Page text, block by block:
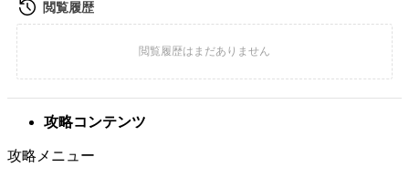
攻略コンテンツ
攻略メニュー